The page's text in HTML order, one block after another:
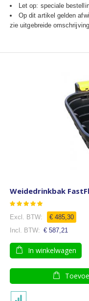
Let op: speciale
Op dit artikel gelden
zie uitgebreide
Weidedrinkbak
Waardering:
97
100
€ 485,30
€ 587,21
In winkelwagen